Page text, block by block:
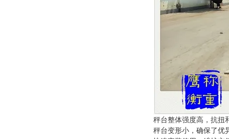
秤台整体强度高，抗扭
秤台变形小，确保了优